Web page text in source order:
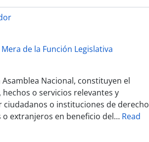
de la Función Legislativa
Nacional, constituyen el
o servicios relevantes y
ciudadanos o instituciones de derecho
extranjeros en beneficio del… Read